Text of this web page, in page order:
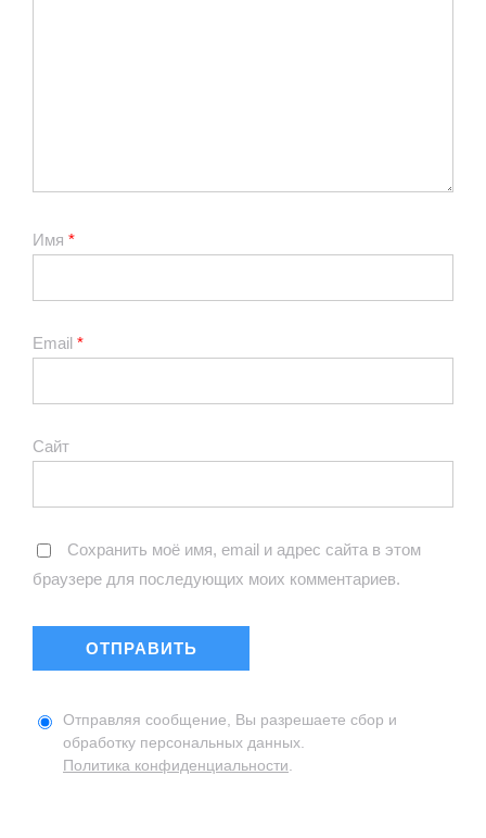
Имя *
Email *
Сайт
Сохранить моё имя, email и адрес сайта в этом
браузере для последующих моих комментариев.
Отправляя сообщение, Вы разрешаете сбор и
обработку персональных данных.
Политика конфиденциальности